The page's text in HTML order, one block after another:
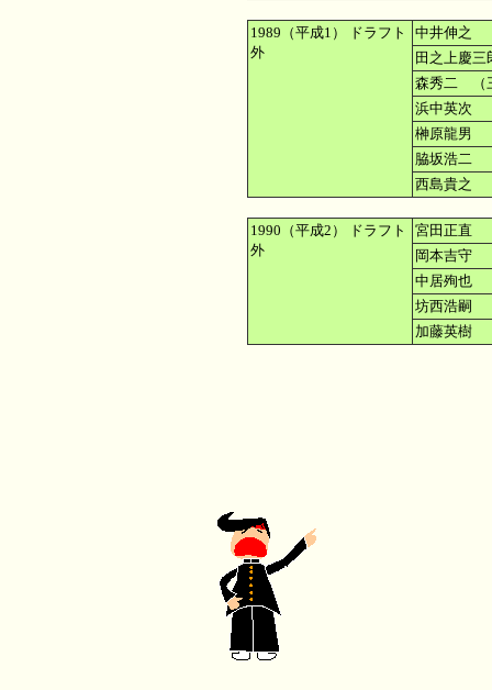
1989（平成1） ドラフト
外
中井伸之
田之上慶
森秀二 （
浜中英次
榊原龍男
脇坂浩二
西島貴之
1990（平成2） ドラフト
外
宮田正直
岡本吉守
中居殉也
坊西浩嗣
加藤英樹